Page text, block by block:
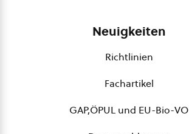
Neuigkeiten
Richtlinien
Fachartikel
GAP,ÖPUL und EU-Bio-VO